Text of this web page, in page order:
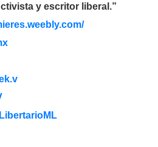
y escritor liberal.”